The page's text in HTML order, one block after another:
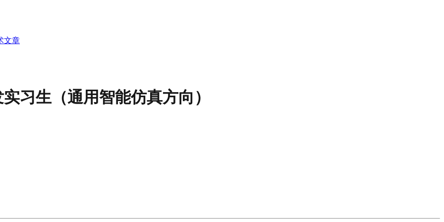
文章
习生（通用智能仿真方向）